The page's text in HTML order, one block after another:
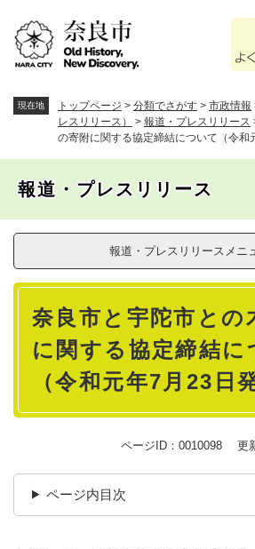
。
あ
問
現在地 トップページ > 分類でさがす > 市政情報
レスリリース）
> 報道・プレスリリース
の寄附に関する協定締結について（令和
報道・プレスリリース
報道・プレスリリースメニ
本
奈良市と宇陀市との
に関する協定締結に
（令和元年7月23日
ページID：0010098 更
ページ内目次